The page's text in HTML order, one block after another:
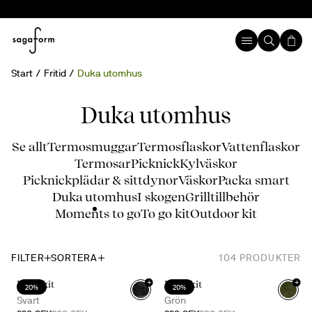
Start Fritid Duka utomhus
Duka utomhus
Se alltTermosmuggarTermosflaskorVattenflaskor
TermosarPicknickKylväskor
Picknickplädar & sittdynorVäskorPacka smart
Duka utomhusI skogenGrilltillbehör
Moments to goTo go kitOutdoor kit
FILTER SORTERA 104 PRODUKTER
20%
Doris kit
Svart
+
20%
Doris kit
Grön
+